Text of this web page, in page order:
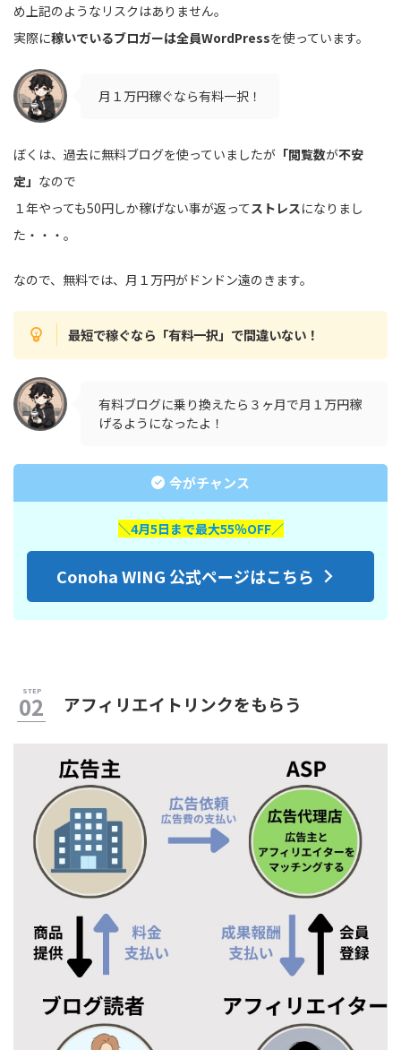
め上記のようなリスクはありません。
実際に稼いでいるブロガーは全員WordPressを使っています。
月１万円稼ぐなら有料一択！
ぼくは、過去に無料ブログを使っていましたが 「閲覧数が不安
定」 なので
１年やっても50円しか稼げない事が返ってストレスになりまし
た・・・。
なので、無料では、月１万円がドンドン遠のきます。
最短で稼ぐなら「有料一択」で間違いない！
有料ブログに乗り換えたら３ヶ月で月１万円稼
げるようになったよ！
今がチャンス
＼4月5日まで最大55％OFF／
Conoha WING 公式ページはこちら
アフィリエイトリンクをもらう